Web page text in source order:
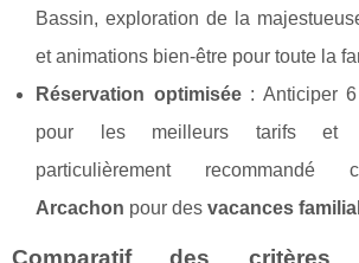
Bassin, exploration de la
et animations bien-être pour toute la
Réservation optimisée: Anticiper 6
pour les meilleurs tarifs et
particulièrement
Arcachon pour des vacances